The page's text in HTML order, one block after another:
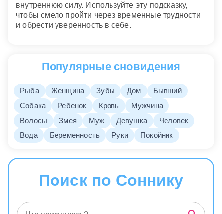
внутреннюю силу. Используйте эту подсказку,
чтобы смело пройти через временные трудности
и обрести уверенность в себе.
Популярные сновидения
Рыба Женщина Зубы Дом
Бывший
Собака
Ребенок Кровь
Мужчина
Волосы
Змея Муж Девушка
Человек
Вода
Беременность Руки Покойник
Поиск по Соннику